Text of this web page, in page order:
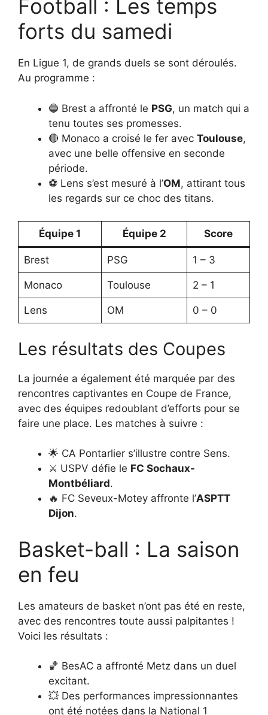
Football : Les temps
forts du samedi
En Ligue 1, de grands duels se sont déroulés.
Au programme :
🔵 Brest a affronté le PSG, un match qui a
tenu toutes ses promesses.
🔴 Monaco a croisé le fer avec Toulouse,
avec une belle offensive en seconde
période.
⚽ Lens s’est mesuré à l’OM, attirant tous
les regards sur ce choc des titans.
Équipe 1 Équipe 2 Score
Brest PSG 1 – 3
Monaco Toulouse 2 – 1
Lens OM 0 – 0
Les résultats des Coupes
La journée a également été marquée par des
rencontres captivantes en Coupe de France,
avec des équipes redoublant d’efforts pour se
faire une place. Les matches à suivre :
🌟 CA Pontarlier s’illustre contre Sens.
⚔️ USPV défie le FC Sochaux-
Montbéliard.
🔥 FC Seveux-Motey affronte l’ASPTT
Dijon.
Basket-ball : La saison
en feu
Les amateurs de basket n’ont pas été en reste,
avec des rencontres toute aussi palpitantes !
Voici les résultats :
🏀 BesAC a affronté Metz dans un duel
excitant.
💥 Des performances impressionnantes
ont été notées dans la National 1